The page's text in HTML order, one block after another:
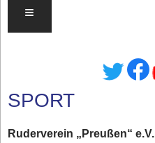
≡
SPORT
Ruderverein „Preußen“ e.V.